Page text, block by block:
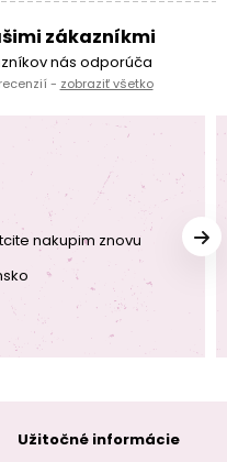
zákazníkmi
nás odporúča
recenzií - zobraziť všetko
nakupim znovu
Užitočné informácie